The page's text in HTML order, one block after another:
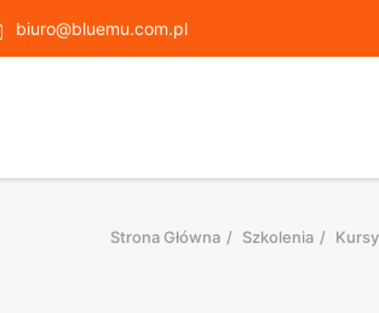
biuro@bluemu.com.pl
Strona Główna Szkolenia